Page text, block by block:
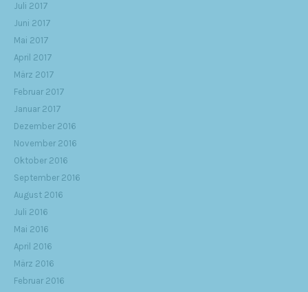
Juli 2017
Juni 2017
Mai 2017
April 2017
März 2017
Februar 2017
Januar 2017
Dezember 2016
November 2016
Oktober 2016
September 2016
August 2016
Juli 2016
Mai 2016
April 2016
März 2016
Februar 2016